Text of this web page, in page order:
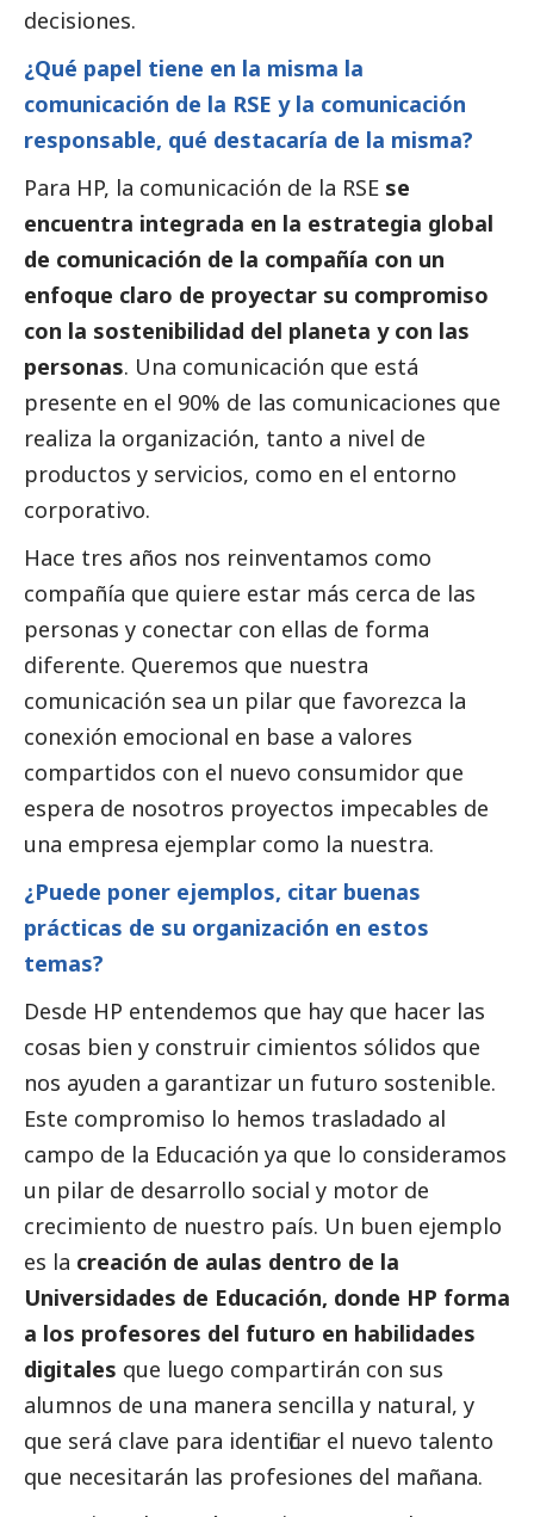
decisiones.
¿Qué papel tiene en la misma la
comunicación de la RSE y la comunicación
responsable, qué destacaría de la misma?
Para HP, la comunicación de la RSE se
encuentra integrada en la estrategia global
de comunicación de la compañía con un
enfoque claro de proyectar su compromiso
con la sostenibilidad del planeta y con las
personas. Una comunicación que está
presente en el 90% de las comunicaciones que
realiza la organización, tanto a nivel de
productos y servicios, como en el entorno
corporativo.
Hace tres años nos reinventamos como
compañía que quiere estar más cerca de las
personas y conectar con ellas de forma
diferente. Queremos que nuestra
comunicación sea un pilar que favorezca la
conexión emocional en base a valores
compartidos con el nuevo consumidor que
espera de nosotros proyectos impecables de
una empresa ejemplar como la nuestra.
¿Puede poner ejemplos, citar buenas
prácticas de su organización en estos
temas?
Desde HP entendemos que hay que hacer las
cosas bien y construir cimientos sólidos que
nos ayuden a garantizar un futuro sostenible.
Este compromiso lo hemos trasladado al
campo de la Educación ya que lo consideramos
un pilar de desarrollo social y motor de
crecimiento de nuestro país. Un buen ejemplo
es la creación de aulas dentro de la
Universidades de Educación, donde HP forma
a los profesores del futuro en habilidades
digitales que luego compartirán con sus
alumnos de una manera sencilla y natural, y
que será clave para identificar el nuevo talento
que necesitarán las profesiones del mañana.